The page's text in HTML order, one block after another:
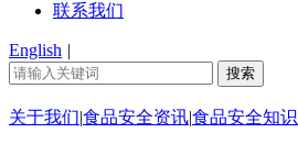
联系我们
English |
关于我们|食品安全资讯|食品安全知识